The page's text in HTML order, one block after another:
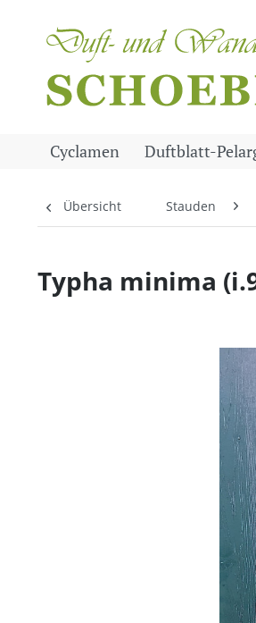
Cyclamen Duftblatt-
Übersicht Stauden
Typha minima